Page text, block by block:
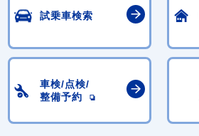
試乗車検索
車検/点検/
整備予約